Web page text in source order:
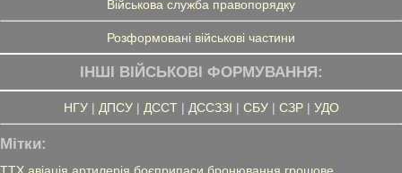
Військова служба правопорядку
Розформовані військові частини
ІНШІ ВІЙСЬКОВІ ФОРМУВАННЯ:
НГУ| ДПСУ| ДССТ| ДССЗЗІ | СБУ| СЗР| УДО
Мітки: